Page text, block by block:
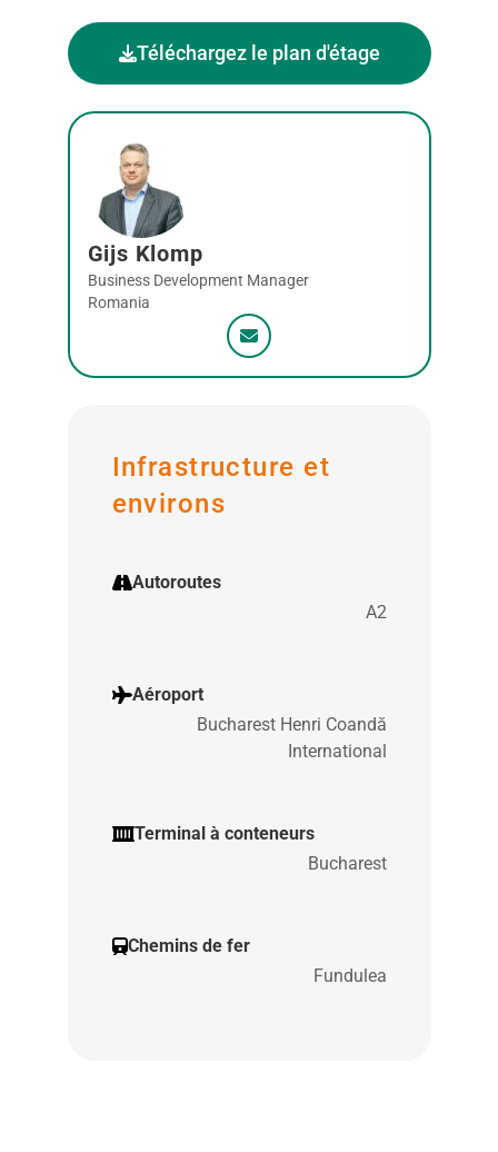
Téléchargez le plan d'étage
Gijs Klomp
Business Development Manager
Romania
Infrastructure et
environs
Autoroutes
A2
Aéroport
Bucharest Henri Coandă
International
Terminal à conteneurs
Bucharest
Chemins de fer
Fundulea